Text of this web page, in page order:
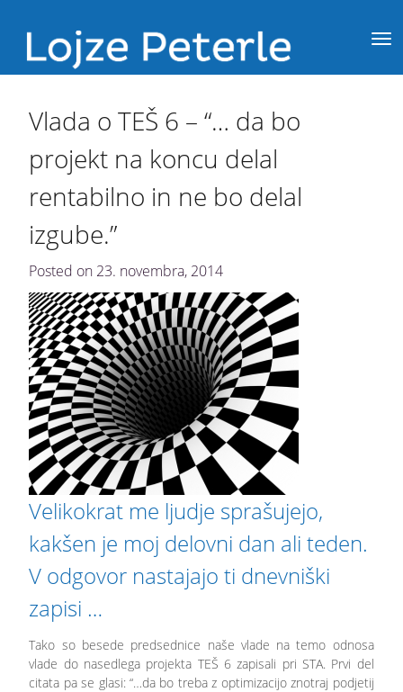
Vlada o TEŠ 6 – “… da bo
projekt na koncu delal
rentabilno in ne bo delal
izgube.”
Posted on 23. novembra, 2014
Velikokrat me ljudje sprašujejo,
kakšen je moj delovni dan ali teden.
V odgovor nastajajo ti dnevniški
zapisi …
Tako so besede predsednice naše vlade na temo odnosa
vlade do nasedlega projekta TEŠ 6 zapisali pri STA. Prvi del
citata pa se glasi: “…da bo treba z optimizacijo znotraj podjetij